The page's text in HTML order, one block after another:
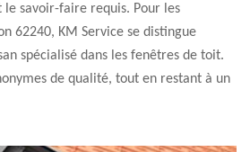
le savoir-faire requis. Pour les
62240, KM Service se distingue
spécialisé dans les fenêtres de toit.
de qualité, tout en restant à un